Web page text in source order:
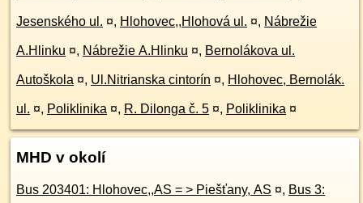
Jesenského ul. ¤, Hlohovec,,Hlohová ul. ¤, Nábrežie
A.Hlinku ¤, Nábrežie A.Hlinku ¤, Bernolákova ul.
Autoškola ¤, Ul.Nitrianska cintorín ¤, Hlohovec, Bernolák.
ul. ¤, Poliklinika ¤, R. Dilonga č. 5 ¤, Poliklinika ¤
MHD v okolí
Bus 203401: Hlohovec,,AS = > Piešťany, AS ¤, Bus 3: